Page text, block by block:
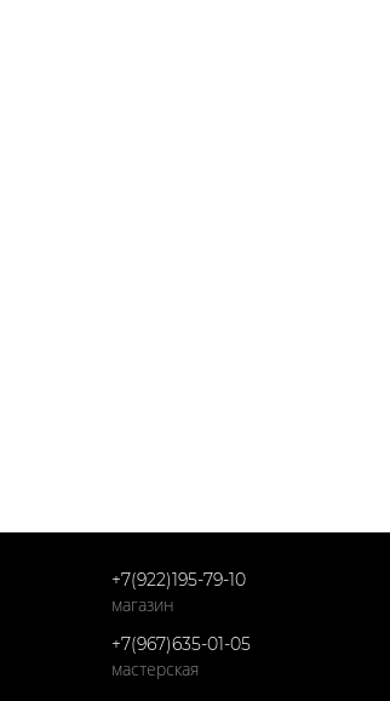
+7(922)195-79-10
магазин
+7(967)635-01-05
мастерская